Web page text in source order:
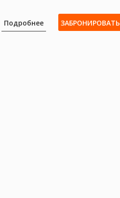
Подробнее ЗАБРОНИРОВАТЬ